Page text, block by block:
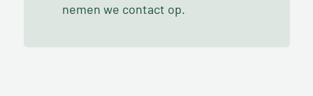
nemen we contact op.